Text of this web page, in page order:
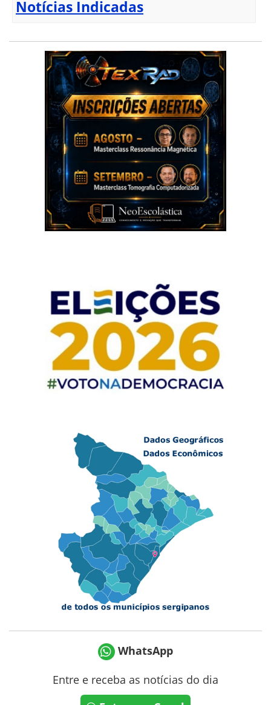
Notícias Indicadas
WhatsApp
Entre e receba as notícias do dia